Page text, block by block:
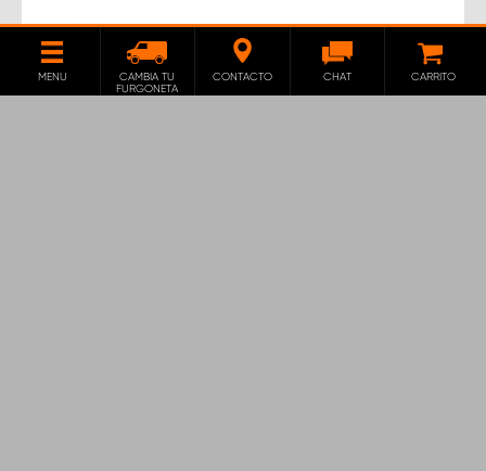
SOPORTE PARA BOTELLAS DE GAS
310 MM
MENU
CAMBIA TU
FURGONETA
CONTACTO CHAT CARRITO